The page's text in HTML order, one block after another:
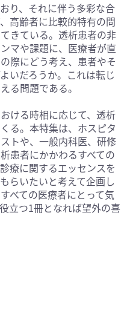
り、それに伴う多彩な合
高齢者に比較的特有の問
きている。透析患者の非
マや課題に、医療者が直
際にどう考え、患者やそ
いだろうか。これは転じ
る問題である。
ける時相に応じて、透析
る。本特集は、ホスピタ
トや、一般内科医、研修
患者にかかわるすべての
療に関するエッセンスを
らいたいと考えて企画し
べての医療者にとって気
立つ1冊となれば望外の喜